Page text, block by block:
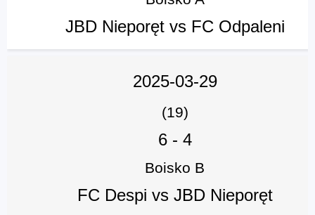
JBD Nieporęt vs FC Odpaleni
2025-03-29
(19)
6- 4
Boisko B
FC Despi vs JBD Nieporęt